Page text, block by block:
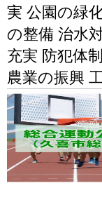
実 公園の緑
の整備 治水
充実 防犯体
農業の振興